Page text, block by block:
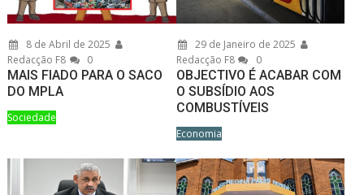
8 de Abril de 2025
Redacção F8
0
MAIS FIADO PARA O SACO
DO MPLA
Sociedade
29 de Janeiro de 2025
Redacção F8
0
OBJECTIVO É ACABAR COM
O SUBSÍDIO AOS
COMBUSTÍVEIS
Economia